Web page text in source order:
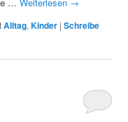
Alltag,Kinder |Schreibe